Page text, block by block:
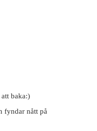
baka:)
fyndar nått på